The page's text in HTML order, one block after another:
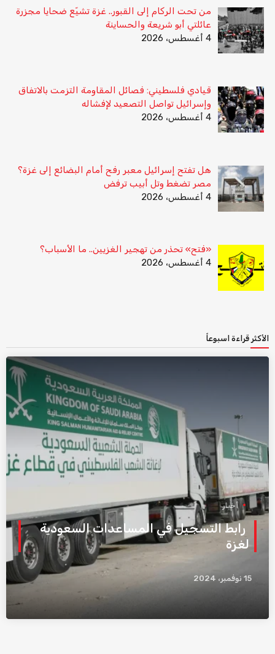
من تحت الركام إلى القبور.. غزة تشيّع ضحايا مجزرة
عائلتي أبو شريعة والحساينة
4 أغسطس، 2026
قيادي فلسطيني: فصائل المقاومة التزمت بالاتفاق
وإسرائيل تواصل التصعيد لإفشاله
4 أغسطس، 2026
هل تفتح إسرائيل معبر رفح أمام البضائع إلى غزة؟
مصر تضغط وتل أبيب ترفض
4 أغسطس، 2026
«فتح» تحذر من تهجير الغزيين.. ما الأسباب؟
4 أغسطس، 2026
الأكثر قراءة اسبوعاً
أخبار
رابط التسجيل في المساعدات السعودية
لغزة
15 نوفمبر، 2024